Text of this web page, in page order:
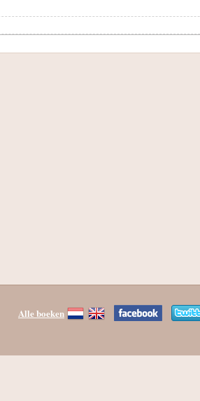
Alle boeken